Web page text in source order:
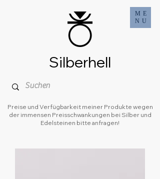
ME
NU
Preise und Verfügbarkeit meiner Produkte wegen
der immensen Preisschwankungen bei Silber und
Edelsteinen bitte anfragen!
Silberhell